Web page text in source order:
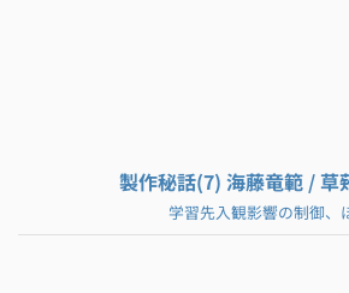
製作秘話(7) 海藤竜範 / 草
学習先入観影響の制御、